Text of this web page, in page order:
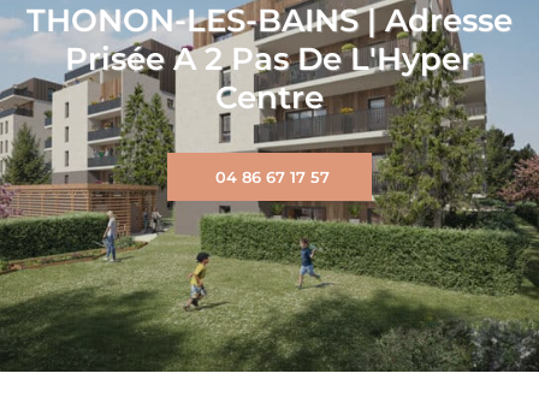
THONON-LES-BAINS | Adresse
Prisée A 2 Pas De L'Hyper
Centre
04 86 67 17 57